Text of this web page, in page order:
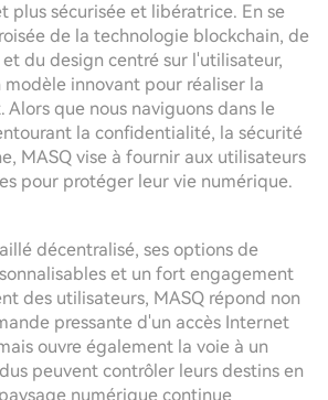
plus sécurisée et libératrice. En se
de la technologie blockchain, de
du design centré sur l'utilisateur,
modèle innovant pour réaliser la
que nous naviguons dans le
la confidentialité, la sécurité
MASQ vise à fournir aux utilisateurs
pour protéger leur vie numérique.
décentralisé, ses options de
et un fort engagement
des utilisateurs, MASQ répond non
pressante d'un accès Internet
ouvre également la voie à un
peuvent contrôler leurs destins en
numérique continue